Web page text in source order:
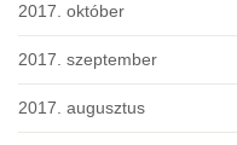
2017. október
2017. szeptember
2017. augusztus